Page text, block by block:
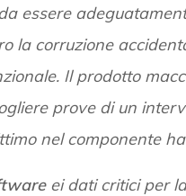
essere
la corruzione
Il prodotto
prove di un
nel componente
ei dati critici per